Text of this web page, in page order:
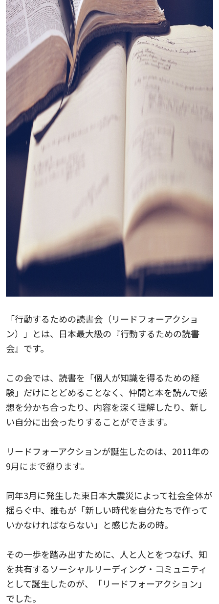
「行動するための読書会（リードフォーアクショ
ン）」とは、日本最大級の『行動するための読書
会』です。
この会では、読書を「個人が知識を得るための経
験」だけにとどめることなく、仲間と本を読んで感
想を分かち合ったり、内容を深く理解したり、新し
い自分に出会ったりすることができます。
リードフォーアクションが誕生したのは、2011年の
9月にまで遡ります。
同年3月に発生した東日本大震災によって社会全体が
揺らぐ中、誰もが「新しい時代を自分たちで作って
いかなければならない」と感じたあの時。
その一歩を踏み出すために、人と人とをつなげ、知
を共有するソーシャルリーディング・コミュニティ
として誕生したのが、「リードフォーアクション」
でした。